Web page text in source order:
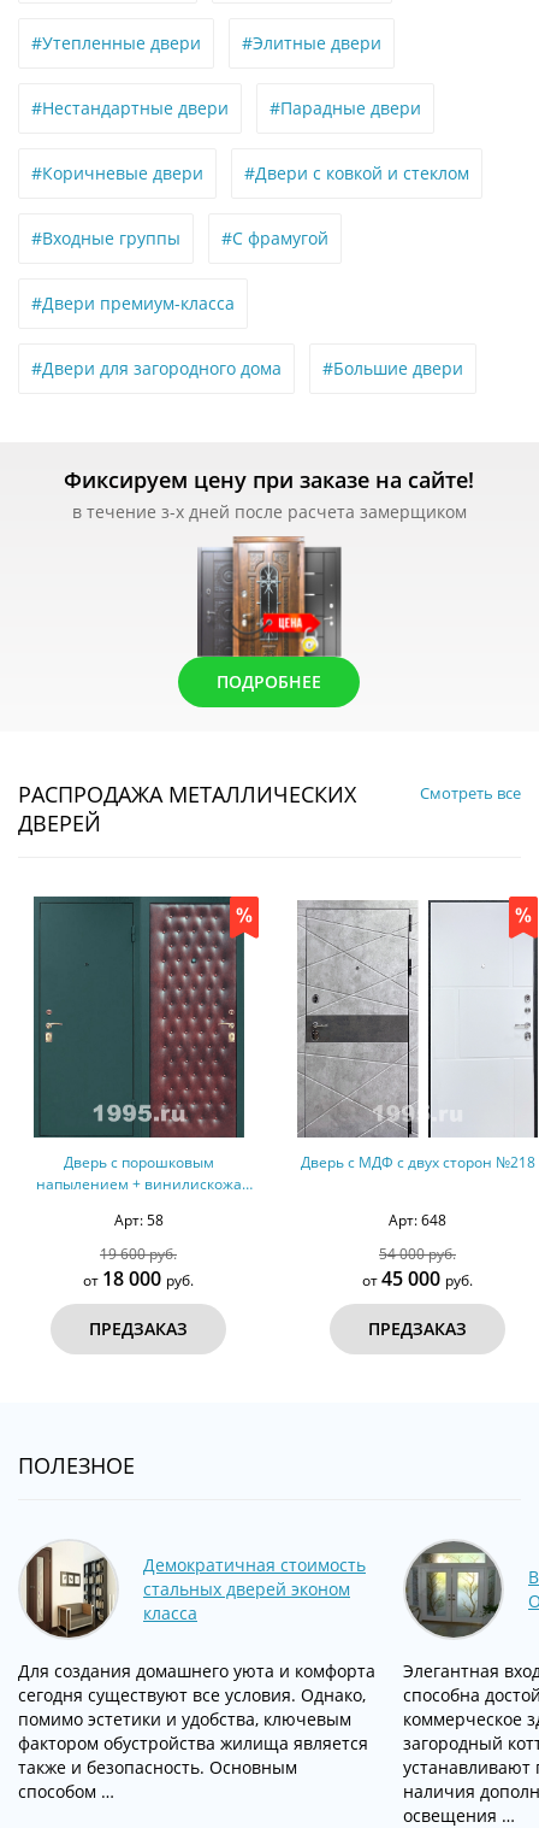
#Утепленные двери #Элитные двери
#Нестандартные двери #Парадные двери
#Коричневые двери #Двери с ковкой и стеклом
#Входные группы #С фрамугой
#Двери премиум-класса
#Двери для загородного дома #Большие двери
Фиксируем цену при заказе на сайте!
в течение з-х дней после расчета замерщиком
ПОДРОБНЕЕ
РАСПРОДАЖА МЕТАЛЛИЧЕСКИХ
ДВЕРЕЙ
Смотреть все
Дверь с МДФ с двух сторон №218
Арт: 648
54 000 руб.
от 45 000руб.
ПРЕДЗАКАЗ
Дверь с порошковым
Арт: 54
19 500 руб.
от 17 500руб.
ПРЕДЗАКАЗ
ПОЛЕЗНОЕ
Демократичная стоимость
стальных дверей эконом
класса
Для создания домашнего уюта и комфорта
сегодня существуют все условия. Однако,
помимо эстетики и удобства, ключевым
фактором обустройства жилища является
также и безопасность. Основным
способом …
Элегантная
способна
коммерческое
загородный
устанавливают
наличия
освещения …